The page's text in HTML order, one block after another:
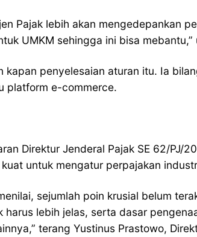
Pajak lebih akan mengedepankan
UMKM sehingga ini bisa mebantu,”
penyelesaian aturan itu. Ia
platform e-commerce.
Direktur Jenderal Pajak SE 62/PJ/
untuk mengatur perpajakan
sejumlah poin krusial belum
lebih jelas, serta dasar
terang Yustinus Prastowo,